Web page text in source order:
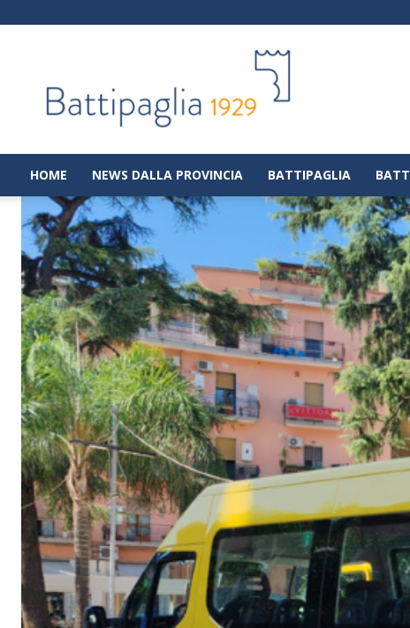
|
Notizie
dalla
città
di
HOME NEWS DALLA PROVINCIA BATTIPAGLIA